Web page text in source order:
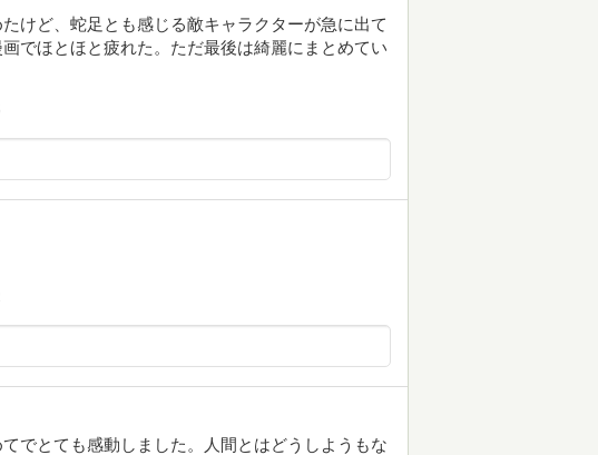
けど、蛇足とも感じる敵キャラクターが急に出て
でほとほと疲れた。ただ最後は綺麗にまとめてい
でとても感動しました。人間とはどうしようもな